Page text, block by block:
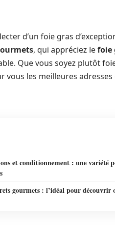
d’un foie gras
, qui appréciez lefoie
Que vous soyez plutôt
vous les meilleures
et conditionnement : une variété
gourmets : l’idéal pour découvrir